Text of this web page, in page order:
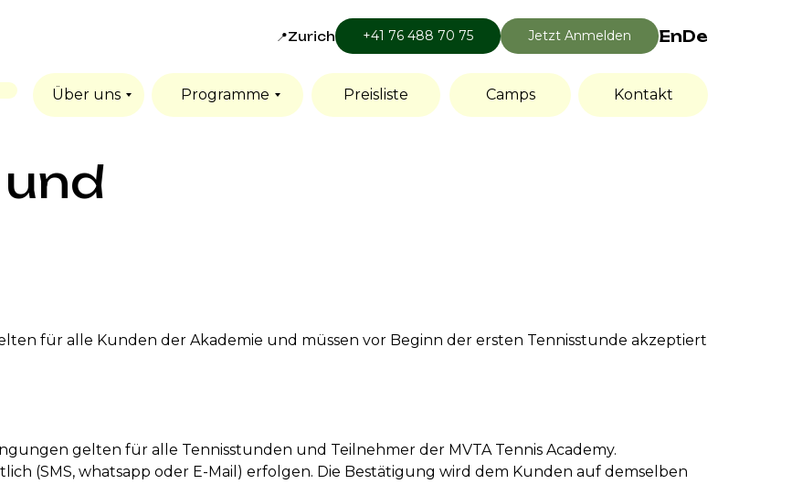
📍Zurich +41 76 488 70 75 Jetzt Anmelden EnDe
Kontakt
Camps
Preisliste
Programme
Über uns
für alle Kunden der Akademie und müssen vor Beginn der ersten Tennisstunde akzeptiert
gelten für alle Tennisstunden und Teilnehmer der MVTA Tennis Academy.
(SMS, whatsapp oder E-Mail) erfolgen. Die Bestätigung wird dem Kunden auf demselben